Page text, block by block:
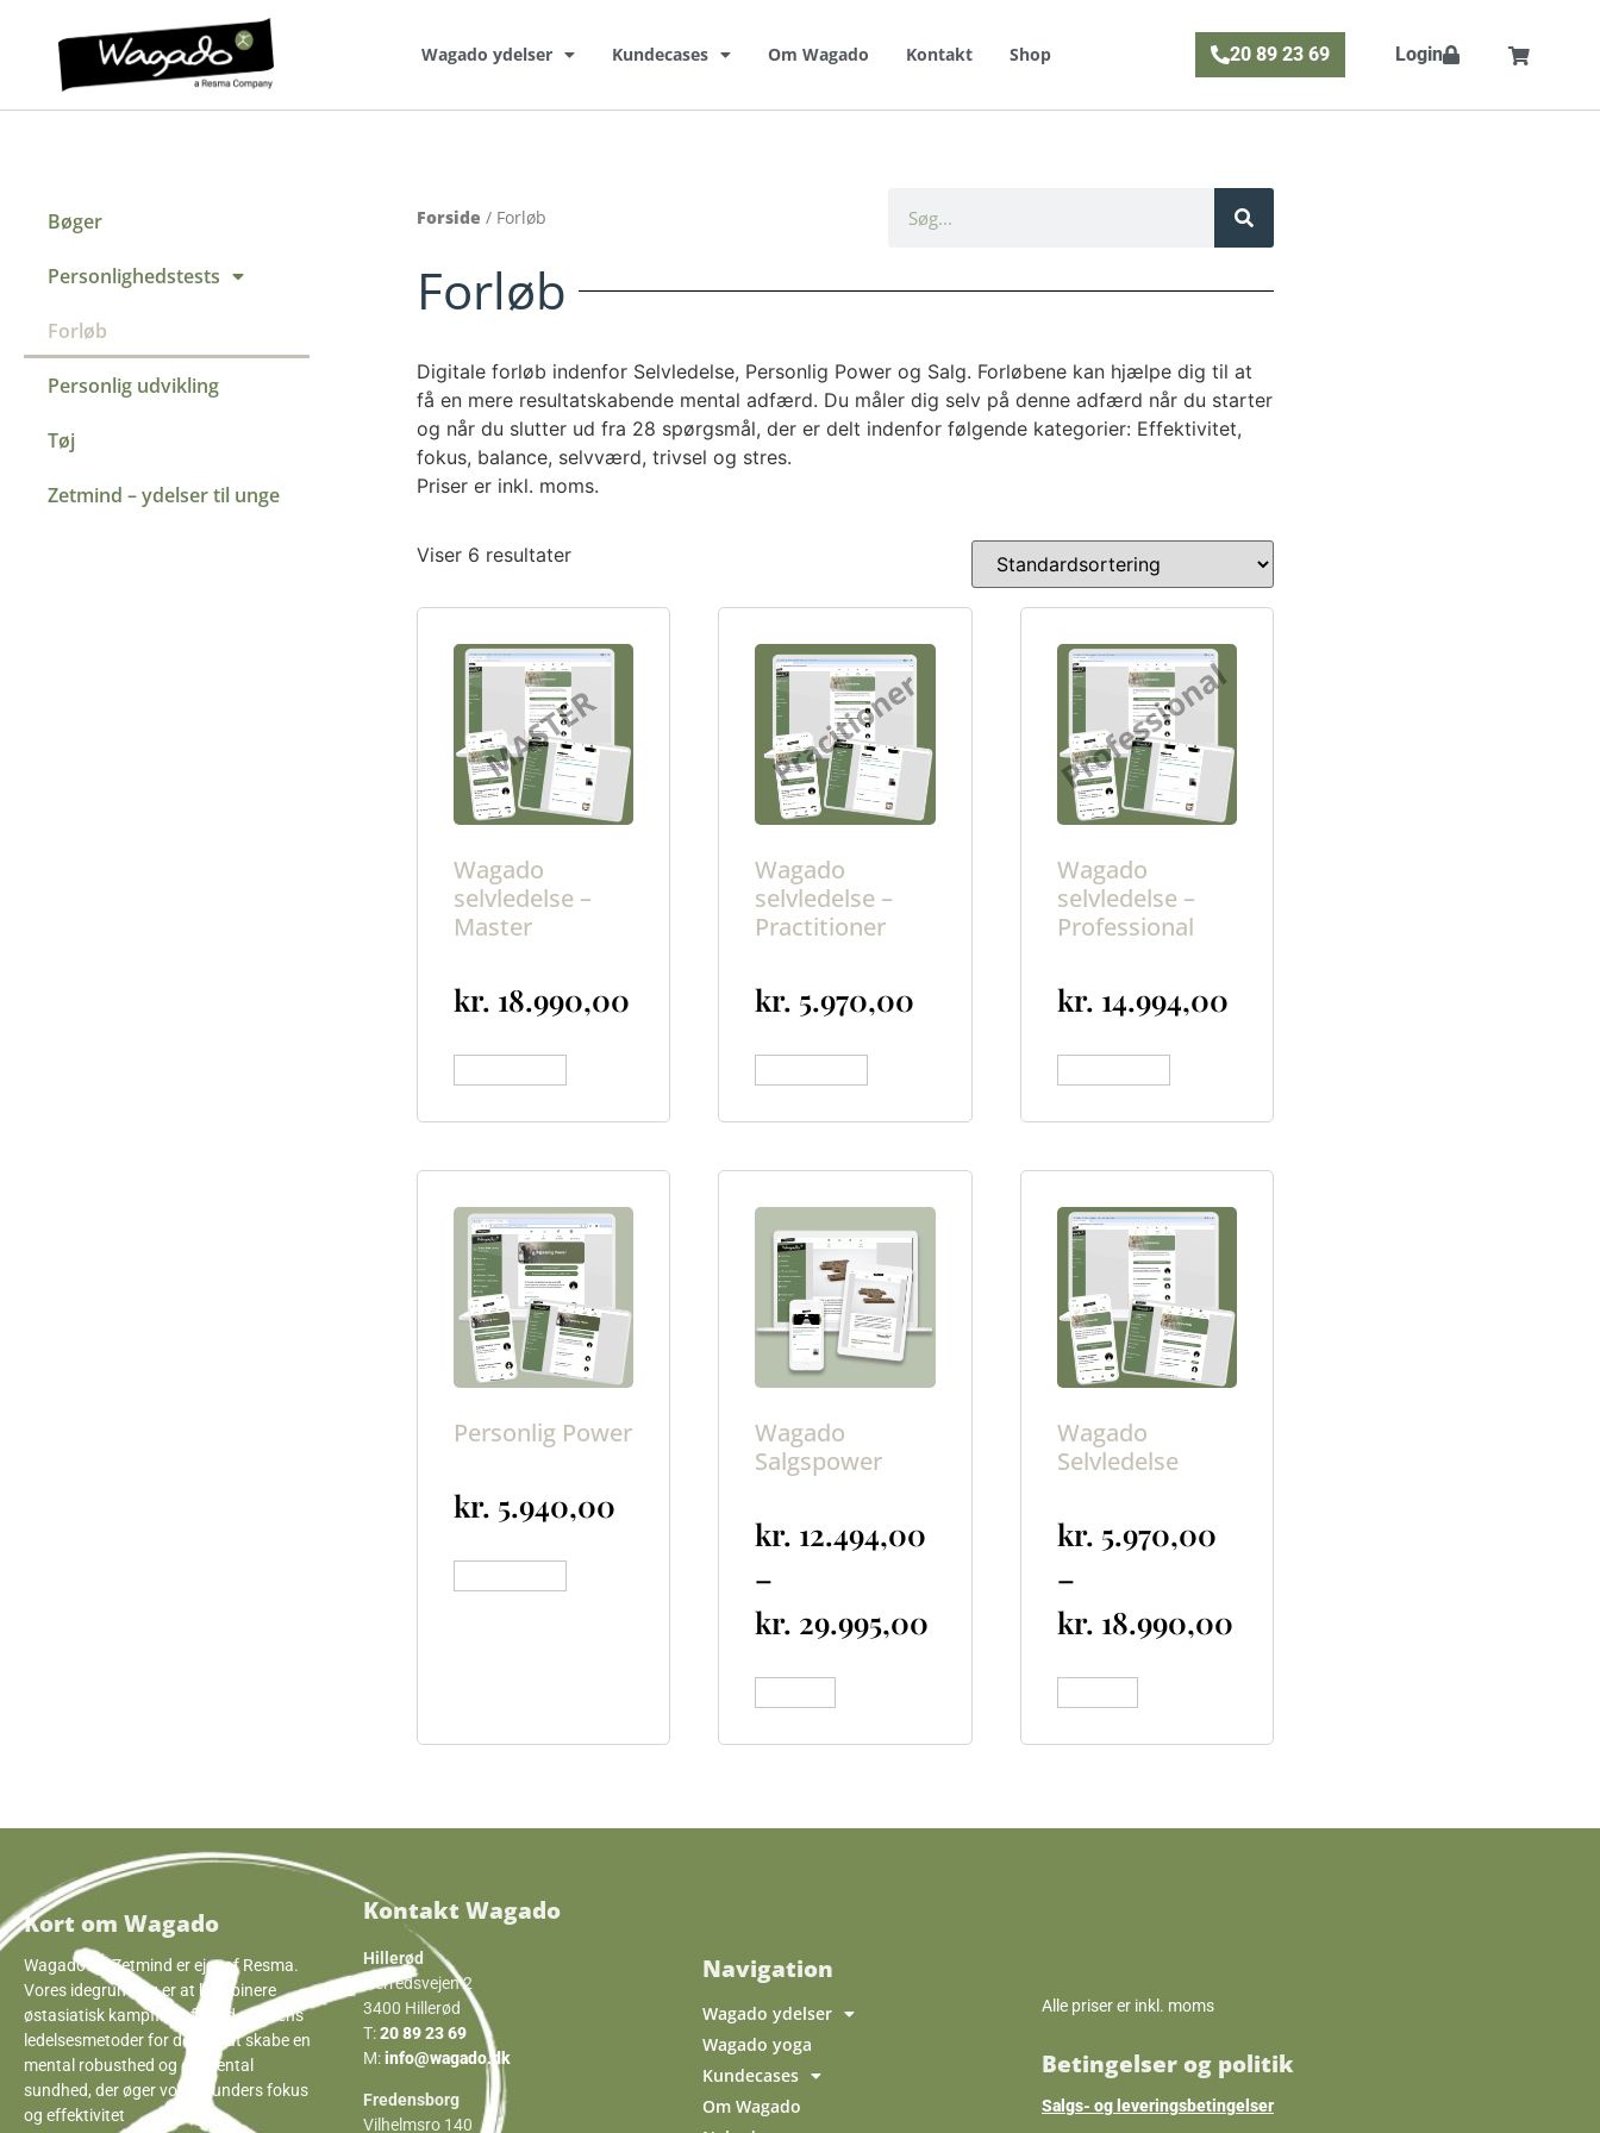
Wagado ydelser Kundecases Om Wagado Kontakt Shop 20 89 23 69 Login
Bøger
Personlighedstests
Forløb
Personlig udvikling
Tøj
Zetmind – ydelser til unge
Forside / Forløb
Forløb
Digitale forløb indenfor Selvledelse, Personlig Power og Salg. Forløbene kan hjælpe dig til at
få en mere resultatskabende mental adfærd. Du måler dig selv på denne adfærd når du starter
og når du slutter ud fra 28 spørgsmål, der er delt indenfor følgende kategorier: Effektivitet,
fokus, balance, selvværd, trivsel og stres.
Priser er inkl. moms.
Viser 6 resultater
Wagado
selvledelse –
Master
kr. 18.990,00
Wagado
selvledelse –
Practitioner
kr. 5.970,00
Wagado
selvledelse –
Professional
kr. 14.994,00
Personlig Power
kr. 5.940,00
Wagado
Salgspower
kr. 12.494,00
–
kr. 29.995,00
Wagado
Selvledelse
kr. 5.970,00
–
kr. 18.990,00
Kort om Wagado
Wagado og Zetmind er ejet af Resma.
Vores idegrundlag er at kombinere
østasiatisk kampfilosofi med nutidens
ledelsesmetoder for derved at skabe en
mental robusthed og en mental
sundhed, der øger vores kunders fokus
og effektivitet
Kontakt Wagado
Hillerød
Herredsvejen 2
3400 Hillerød
T:20 89 23 69
M:info@wagado.dk
Fredensborg
Vilhelmsro 140
Navigation
Wagado ydelser
Wagado yoga
Kundecases
Om Wagado
Alle priser er inkl. moms
Betingelser og politik
Salgs- og leveringsbetingelser